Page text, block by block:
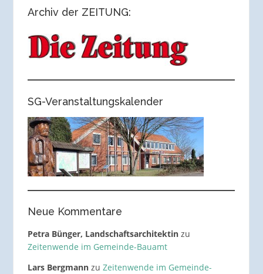
Archiv der ZEITUNG:
SG-Veranstaltungskalender
Neue Kommentare
Petra Bünger, Landschaftsarchitektinzu
Zeitenwende im Gemeinde-Bauamt
Lars Bergmannzu Zeitenwende im Gemeinde-